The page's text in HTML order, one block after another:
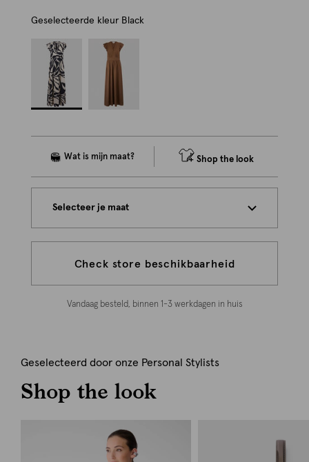
Geselecteerde kleur Black
Shop the look
Selecteer je maat
Check store beschikbaarheid
Vandaag besteld, binnen 1-3 werkdagen in huis
Geselecteerd door onze Personal Stylists
Shop the look